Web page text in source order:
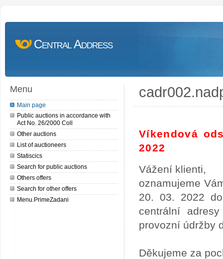
Central Address
Menu
Main page
Public auctions in accordance with
Act No. 26/2000 Coll
Other auctions
List of auctioneers
Statiscics
Search for public auctions
Others offers
Search for other offers
Menu.PrimeZadani
Víkendová
2022
Vážení klienti,
oznamujeme
20. 03. 2022
centrální
provozní údržby
Děkujeme za